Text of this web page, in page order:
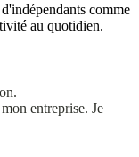
comme
au quotidien.
entreprise. Je